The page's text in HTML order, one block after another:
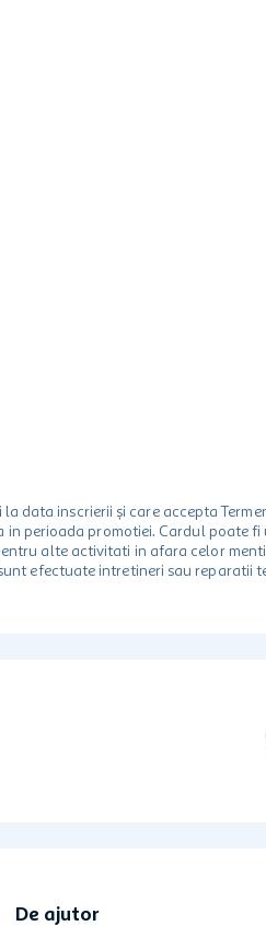
data inscrierii și care accepta
perioada promotiei. Cardul poate
alte activitati in afara celor
efectuate intretineri sau reparatii
De ajutor